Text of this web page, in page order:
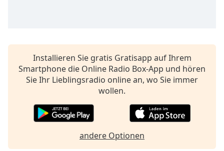
subtitles
settings,
opens
subtitles
dialog
subtitles
Installieren Sie gratis Gratisapp auf Ihrem
Smartphone die Online Radio Box-App und hören
Sie Ihr Lieblingsradio online an, wo Sie immer
wollen.
andere Optionen